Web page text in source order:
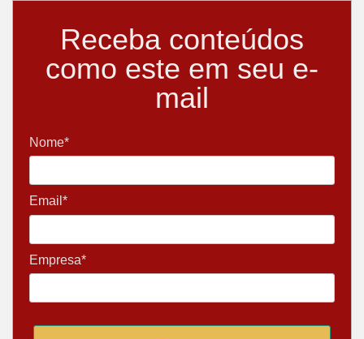
Receba conteúdos
como este em seu e-
mail
Nome*
Email*
Empresa*